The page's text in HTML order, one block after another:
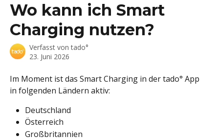
Wo kann ich Smart
Charging nutzen?
Verfasst vontado°
23. Juni 2026
Im Moment ist das Smart Charging in der tado° App
in folgenden Ländern aktiv:
Deutschland
Österreich
Großbritannien